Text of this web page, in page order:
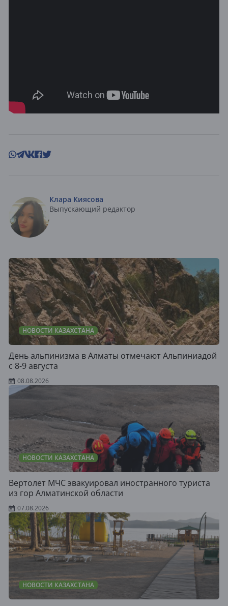
Клара Киясова
Выпускающий редактор
НОВОСТИ КАЗАХСТАНА
День альпинизма в Алматы отмечают Альпиниадой
с 8-9 августа
08.08.2026
НОВОСТИ КАЗАХСТАНА
Вертолет МЧС эвакуировал иностранного туриста
из гор Алматинской области
07.08.2026
НОВОСТИ КАЗАХСТАНА